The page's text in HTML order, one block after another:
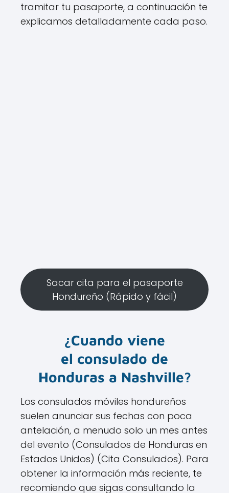
tramitar tu pasaporte, a continuación te
explicamos detalladamente cada paso.
Sacar cita para el pasaporte
Hondureño (Rápido y fácil)
¿Cuando viene
el consulado de
Honduras a Nashville?
Los consulados móviles hondureños
suelen anunciar sus fechas con poca
antelación, a menudo solo un mes antes
del evento​ (Consulados de Honduras en
Estados Unidos)​​ (Cita Consulados)​. Para
obtener la información más reciente, te
recomiendo que sigas consultando la